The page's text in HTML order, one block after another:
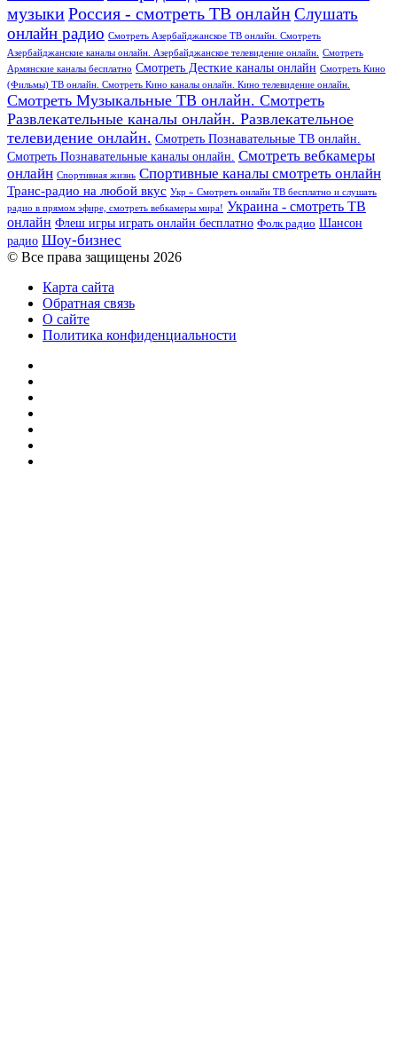
музыкиРоссия - смотреть ТВ онлайнСлушать
онлайн радио Смотреть Азербайджанское ТВ онлайн. Смотреть
Азербайджанские каналы онлайн. Азербайджанское телевидение онлайн.
Смотреть
Армянские каналы бесплатно Смотреть Десткие каналы онлайн Смотреть Кино
(Фильмы) ТВ онлайн. Смотреть Кино каналы онлайн. Кино телевидение онлайн.
Смотреть Музыкальные ТВ онлайн. Смотреть
Развлекательные каналы онлайн. Развлекательное
телевидение онлайн. Смотреть Познавательные ТВ онлайн.
Смотреть Познавательные каналы онлайн. Смотреть вебкамеры
онлайн Спортивная жизнь Спортивные каналы смотреть онлайн
Транс-радио на любой вкус Укр » Смотреть онлайн ТВ бесплатно и слушать
радио в прямом эфире, смотреть вебкамеры мира! Украина - смотреть ТВ
онлайн Флеш игры играть онлайн бесплатно Фолк радио Шансон
радио Шоу-бизнес
© Все права защищены 2026
Карта сайта
Обратная связь
О сайте
Политика конфиденциальности